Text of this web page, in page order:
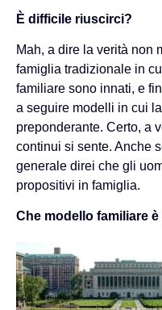
È difficile riuscirci?
Mah, a dire la verità non
famiglia tradizionale in
familiare sono innati, e
a seguire modelli in cui
preponderante. Certo, a
continui si sente. Anche
generale direi che gli
propositivi in famiglia.
Che modello familiare